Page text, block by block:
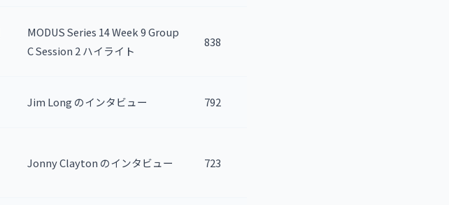
MODUS Series 14 Week 9 Group
C Session 2 ハイライト
838
Jim Long のインタビュー 792
Jonny Clayton のインタビュー 723